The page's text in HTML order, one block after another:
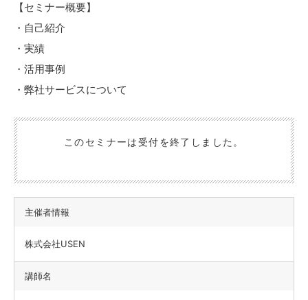
【セミナー概要】
・自己紹介
・実績
・活用事例
・弊社サービスについて
このセミナーは受付を終了しました。
主催者情報
株式会社USEN
講師名